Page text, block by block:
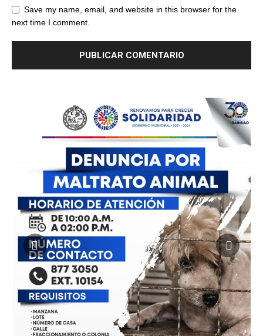
Save my name, email, and website in this browser for the
next time I comment.